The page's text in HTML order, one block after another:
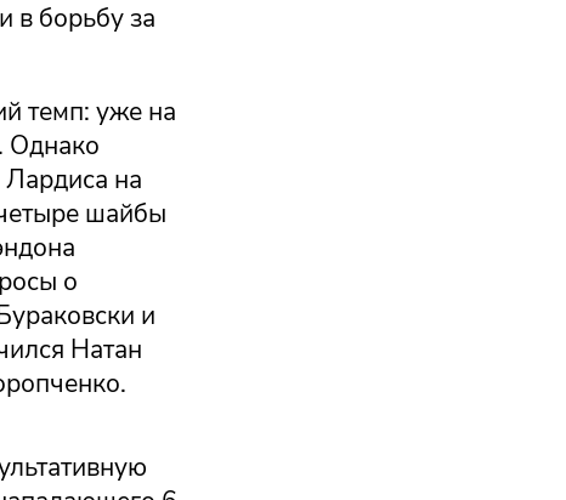
в борьбу за
темп: уже на
Однако
на
шайбы
о
и
Натан